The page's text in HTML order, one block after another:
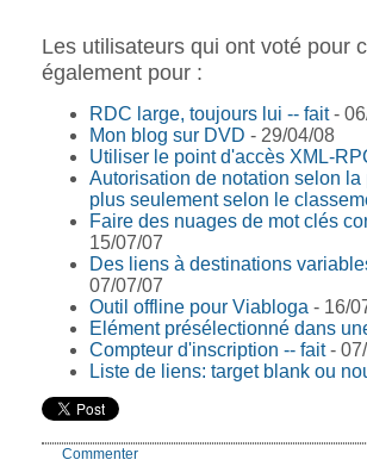
Les utilisateurs qui ont voté pour
également pour :
RDC large, toujours lui -- fait-
Mon blog sur DVD - 29/04/08
Utiliser le point d'accès XML-
Autorisation de notation selon
plus seulement selon le
Faire des nuages de mot clés
15/07/07
Des liens à destinations
07/07/07
Outil offline pour Viabloga - 16/
Elément présélectionné dans
Compteur d'inscription -- fait-
Liste de liens: target blank ou
Commenter